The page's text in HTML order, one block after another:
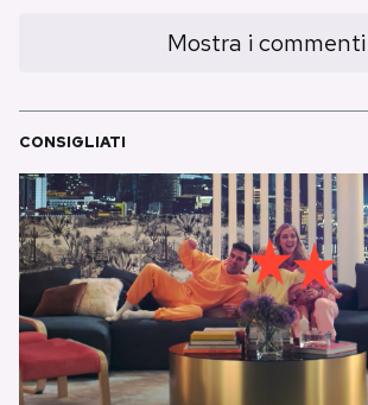
Mostra i commenti
CONSIGLIATI